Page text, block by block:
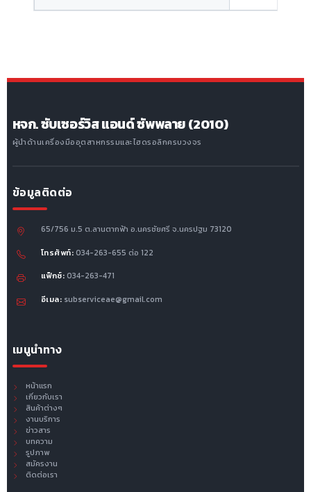
หจก. ซับเซอร์วิส แอนด์ ซัพพลาย (2010)
ผู้นำด้านเครื่องมืออุตสาหกรรมและไฮดรอลิกครบวงจร
ข้อมูลติดต่อ
65/756 ม.5 ต.ลานตากฟ้า อ.นครชัยศรี จ.นครปฐม 73120
โทรศัพท์: 034-263-655 ต่อ 122
แฟ็กซ์: 034-263-471
อีเมล: subserviceae@gmail.com
เมนูนำทาง
หน้าแรก
เกี่ยวกับเรา
สินค้าต่างๆ
งานบริการ
ข่าวสาร
บทความ
รูปภาพ
สมัครงาน
ติดต่อเรา